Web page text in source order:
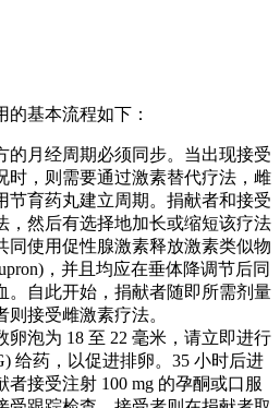
基本流程如下：
的月经周期必须同步。当出现接受
时，则需要通过激素替代疗法，雌
节育药丸建立周期。捐献者和接受
，然后有选择地加长或缩短该疗法
同使用促性腺激素释放激素类似物
，并且均应在垂体降调节后同
。自此开始，捐献者随即所需剂量
接受雌激素疗法。
泡为 18 至 22 毫米，请立即进行
给药，以促进排卵。35 小时后进
接受注射 100 mg 的孕酮或口服